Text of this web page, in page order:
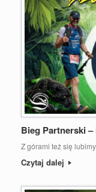
Bieg Partnerski
Z górami też się
Czytaj dalej